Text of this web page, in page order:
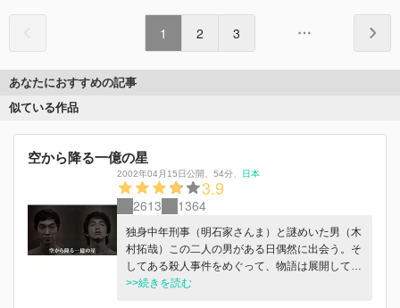
1 2 3
あなたにおすすめの記事
似ている作品
空から降る一億の星
2002年04月15日公開 54分 日本
3.9
2613 1364
独身中年刑事（明石家さんま）と謎めいた男（木
村拓哉）この二人の男がある日偶然に出会う。そ
してある殺人事件をめぐって、物語は展開してい
くサスペンスドラマ
>>続きを読む